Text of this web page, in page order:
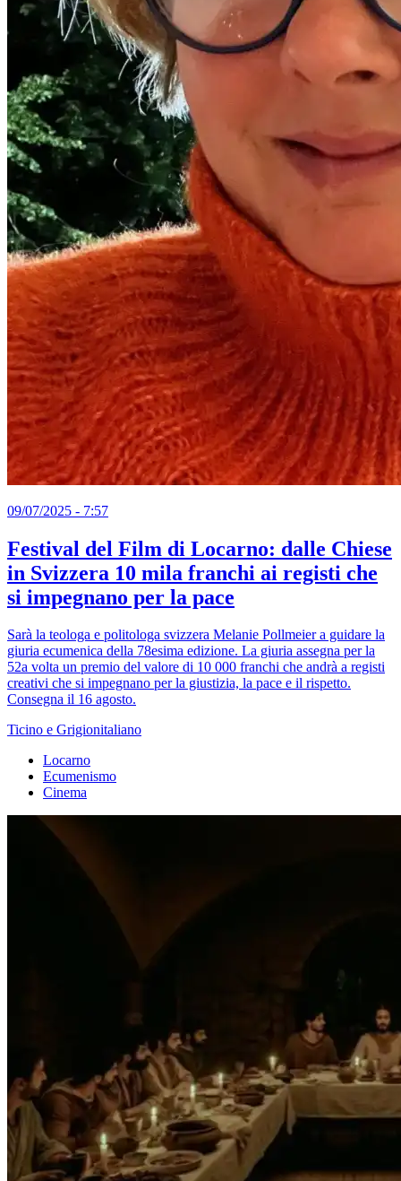
09/07/2025 - 7:57
Festival del Film di Locarno: dalle Chiese
in Svizzera 10 mila franchi ai registi che
si impegnano per la pace
Sarà la teologa e politologa svizzera Melanie Pollmeier a guidare la
giuria ecumenica della 78esima edizione. La giuria assegna per la
52a volta un premio del valore di 10 000 franchi che andrà a registi
creativi che si impegnano per la giustizia, la pace e il rispetto.
Consegna il 16 agosto.
Ticino e Grigionitaliano
Locarno
Ecumenismo
Cinema